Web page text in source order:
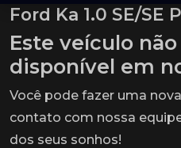
Ford Ka 1.0 SE/SE
Este veículo
disponível em
Você pode fazer uma
contato com nossa
dos seus sonhos!